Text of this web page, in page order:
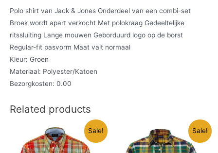
Polo shirt van Jack & Jones Onderdeel van een combi-set
Broek wordt apart verkocht Met polokraag Gedeeltelijke
ritssluiting Lange mouwen Geborduurd logo op de borst
Regular-fit pasvorm Maat valt normaal
Kleur: Groen
Materiaal: Polyester/Katoen
Bezorgkosten: 0.00
Related products
Sale! Sale!